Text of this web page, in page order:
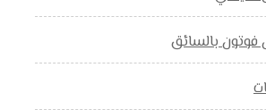
فوتون بالسائق